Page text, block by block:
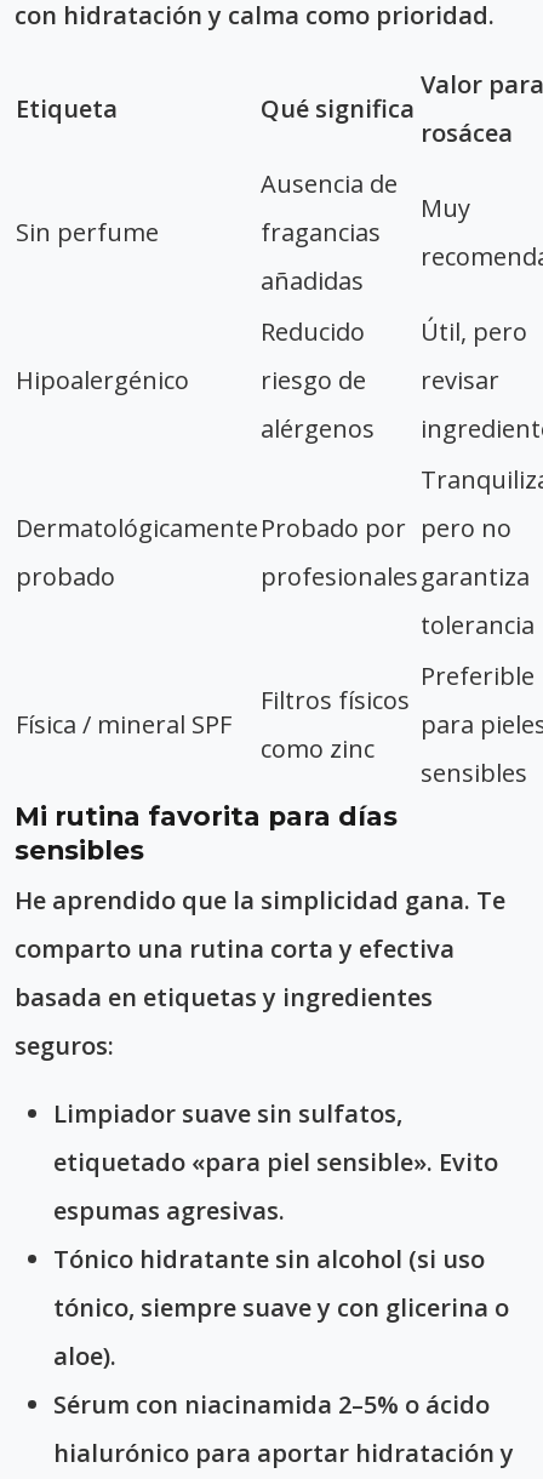
con hidratación y calma como prioridad.
Etiqueta Qué significa
Valor para
rosácea
Sin perfume
Ausencia de
fragancias
añadidas
Muy
Hipoalergénico
Reducido
riesgo de
alérgenos
Útil, pero
revisar
Dermatológicamente
probado
Probado por
profesionales
pero no
garantiza
tolerancia
Física / mineral SPF
Filtros físicos
como zinc
Preferible
para
sensibles
Mi rutina favorita para días
sensibles
He aprendido que la simplicidad gana. Te
comparto una rutina corta y efectiva
basada en etiquetas y ingredientes
seguros:
Limpiador suave sin sulfatos,
etiquetado «para piel sensible». Evito
espumas agresivas.
Tónico hidratante sin alcohol (si uso
tónico, siempre suave y con glicerina o
aloe).
Sérum con niacinamida 2–5% o ácido
hialurónico para aportar hidratación y